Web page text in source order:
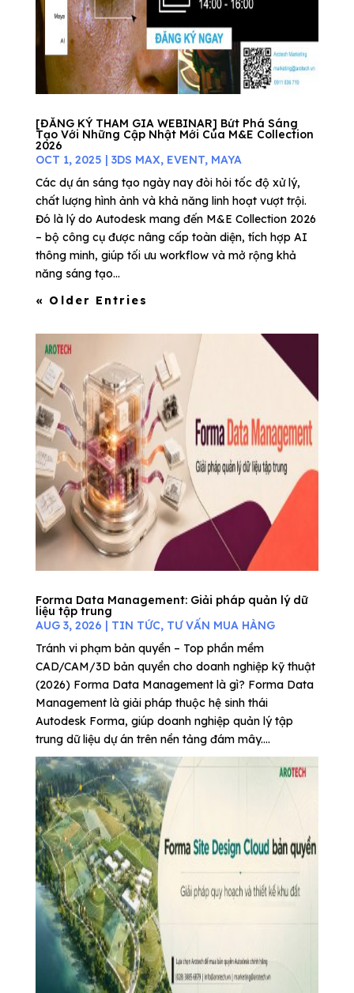
[ĐĂNG KÝ THAM GIA WEBINAR] Bứt Phá Sáng
Tạo Với Những Cập Nhật Mới Của M&E Collection
2026
OCT 1, 2025 | 3DS MAX, EVENT, MAYA
Các dự án sáng tạo ngày nay đòi hỏi tốc độ xử lý,
chất lượng hình ảnh và khả năng linh hoạt vượt trội.
Đó là lý do Autodesk mang đến M&E Collection 2026
– bộ công cụ được nâng cấp toàn diện, tích hợp AI
thông minh, giúp tối ưu workflow và mở rộng khả
năng sáng tạo...
« Older Entries
Forma Data Management: Giải pháp quản lý dữ
liệu tập trung
AUG 3, 2026 | TIN TỨC, TƯ VẤN MUA HÀNG
Tránh vi phạm bản quyền – Top phần mềm
CAD/CAM/3D bản quyền cho doanh nghiệp kỹ thuật
(2026) Forma Data Management là gì? Forma Data
Management là giải pháp thuộc hệ sinh thái
Autodesk Forma, giúp doanh nghiệp quản lý tập
trung dữ liệu dự án trên nền tảng đám mây....